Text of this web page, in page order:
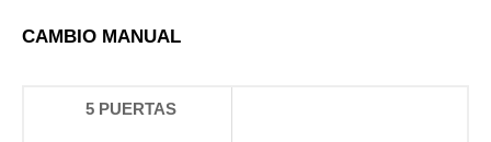
CAMBIO MANUAL
5 PUERTAS